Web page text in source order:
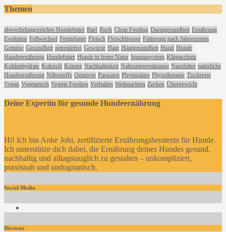
Themen
abwechslungsreiches Hundefutter Barf Buch Clean Feeding Darmgesundheit Ernährung
Evolution Fellwechsel Fertigfutter Fleisch Fleischfresser Fütterung nach Jahreszeiten
Gemüse Gesundheit getreidefrei Gewürze Haut Hautgesundheit Hund Hunde
Hundeernährung Hundefutter Hunde in freier Natur Immunsystem Klimaschutz
Kohlenhydrate Kokosöl Kräuter Nachhaltigkeit Nahrungsergänzung Nassfutter natürliche
Hundeernährung Nährstoffe Omnivor Parasiten Phytinsäure Phytotherapie Tischreste
Vegan Vegetarisch Veggie Feeding Verhalten Weihnachten Zecken Übergewicht
Deine Expertin für gesunde Hundeernährung
Hi! Ich bin Anke Jobi, zertifizierte Ernährungsberaterin für Hunde.
Ich unterstütze dich dabei, die Ernährung deines Hundes gesund,
nachhaltig und alltagstauglich zu gestalten – unkompliziert,
praxisnah und undogmatisch.
Social Media
Diverses